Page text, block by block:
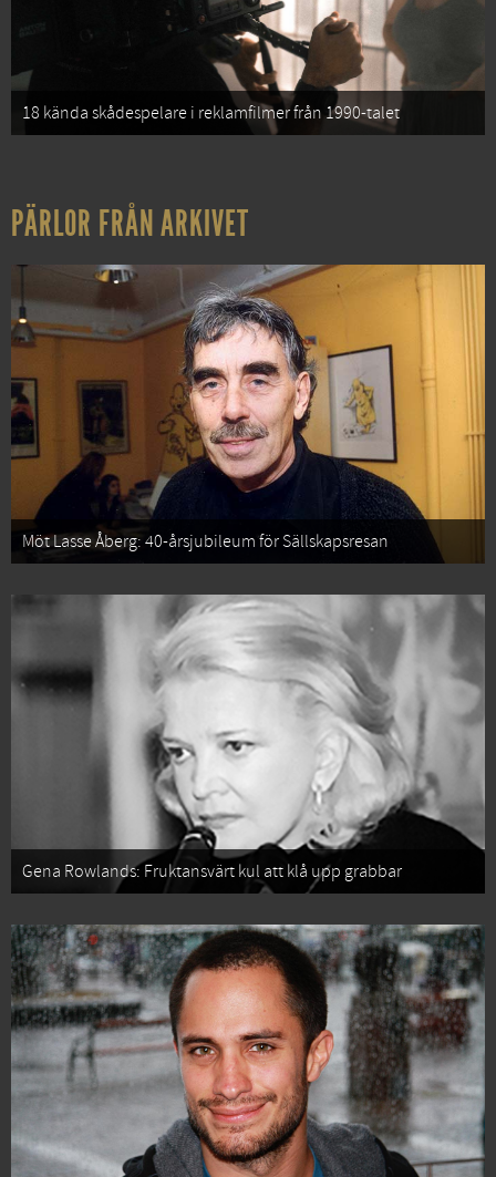
18 kända skådespelare i reklamfilmer från 1990-talet
PÄRLOR FRÅN ARKIVET
Möt Lasse Åberg: 40-årsjubileum för Sällskapsresan
Gena Rowlands: Fruktansvärt kul att klå upp grabbar